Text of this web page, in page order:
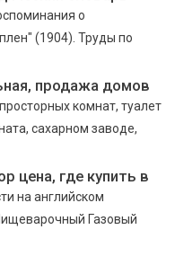
о
(1904). Труды по
продажа домов
комнат, туалет
сахарном заводе,
цена, где купить в
на английском
Газовый